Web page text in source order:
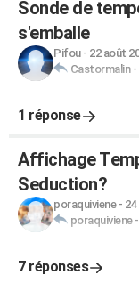
Sonde de
s'emballe
Pifou- 22 août
Castormalin-
1 réponse
Affichage
Seduction?
poraquiviene- 24
poraquiviene-
7 réponses